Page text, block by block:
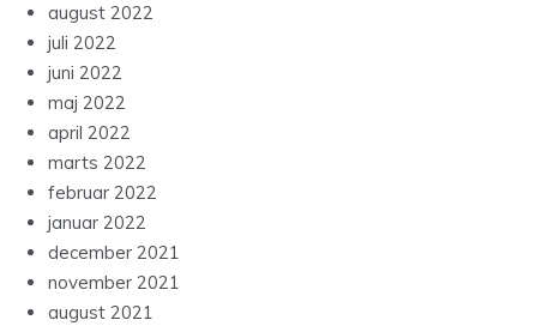
august 2022
juli 2022
juni 2022
maj 2022
april 2022
marts 2022
februar 2022
januar 2022
december 2021
november 2021
august 2021